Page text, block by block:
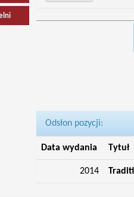
Odsłon pozycji:
Data wydania Tytuł
2014